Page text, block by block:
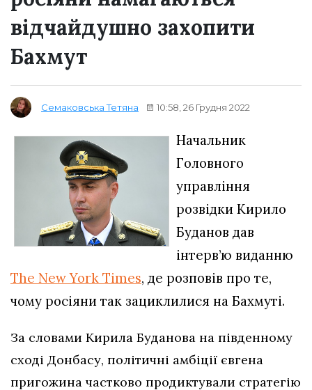
відчайдушно захопити
Бахмут
Семаковська Тетяна 10:58, 26 Грудня 2022
Начальник
Головного
управління
розвідки Кирило
Буданов дав
інтерв’ю виданню
The New York Times, де розповів про те,
чому росіяни так зациклилися на Бахмуті.
За словами Кирила Буданова на південному
сході Донбасу, політичні амбіції євгена
пригожина частково продиктували стратегію